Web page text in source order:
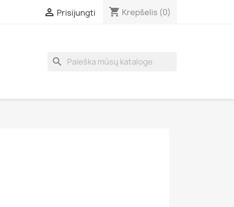
 Prisijungti shopping_cart Krepšelis (0)
search